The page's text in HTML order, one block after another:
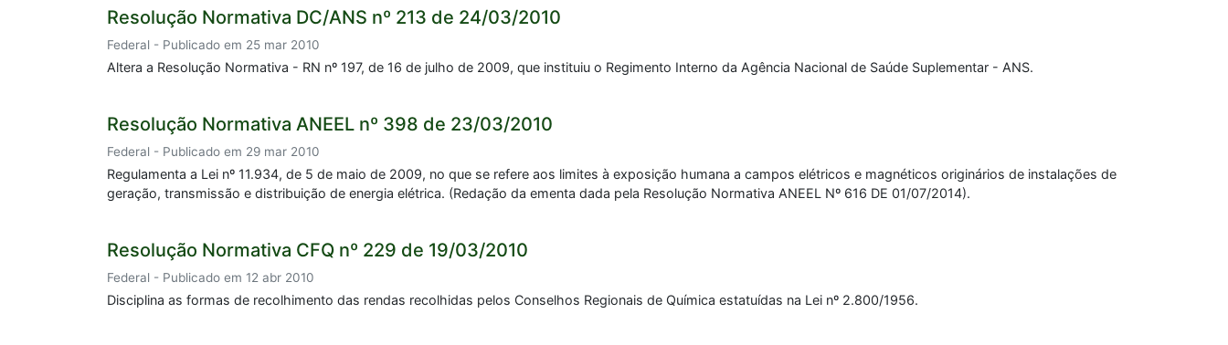
Resolução Normativa DC/ANS nº 213 de 24/03/2010
Federal - Publicado em 25 mar 2010
Altera a Resolução Normativa - RN nº 197, de 16 de julho de 2009, que instituiu o Regimento Interno da Agência Nacional de Saúde Suplementar - ANS.
Resolução Normativa ANEEL nº 398 de 23/03/2010
Federal - Publicado em 29 mar 2010
Regulamenta a Lei nº 11.934, de 5 de maio de 2009, no que se refere aos limites à exposição humana a campos elétricos e magnéticos originários de instalações de
geração, transmissão e distribuição de energia elétrica. (Redação da ementa dada pela Resolução Normativa ANEEL Nº 616 DE 01/07/2014).
Resolução Normativa CFQ nº 229 de 19/03/2010
Federal - Publicado em 12 abr 2010
Disciplina as formas de recolhimento das rendas recolhidas pelos Conselhos Regionais de Química estatuídas na Lei nº 2.800/1956.